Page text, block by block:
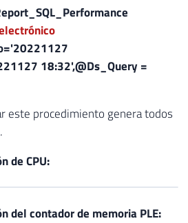
='20221127
18:32',@Ds_Query =
este procedimiento genera todos
de CPU:
del contador de memoria PLE: